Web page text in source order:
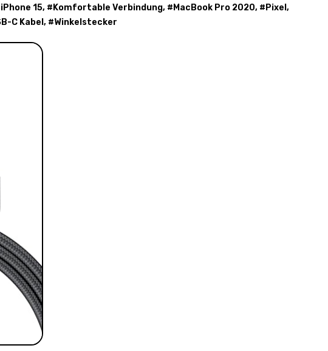
iPhone 15, # Komfortable Verbindung, # MacBook Pro 2020, # Pixel ,
C Kabel , #Winkelstecker